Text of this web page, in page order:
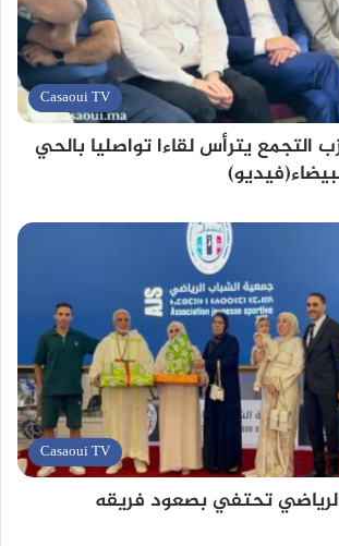
Casaoui TV
يترأس لقاءا تواصليا بالحي
Casaoui TV
تحتفي بصعود فريقه